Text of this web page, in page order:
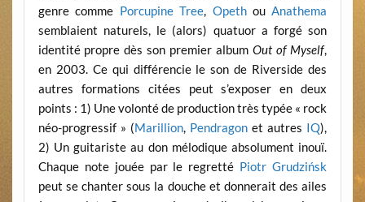
genre comme Porcupine Tree, OpethouAnathema
semblaient naturels, le (alors) quatuor a forgé son
identité propre dès son premier album Out of Myself,
en 2003. Ce qui différencie le son de Riverside des
autres formations citées peut s’exposer en deux
points : 1) Une volonté de production très typée « rock
néo-progressif » (Marillion, Pendragon et autres IQ),
2) Un guitariste au don mélodique absolument inouï.
Chaque note jouée par le regretté Piotr Grudzińsk
peut se chanter sous la douche et donnerait des ailes